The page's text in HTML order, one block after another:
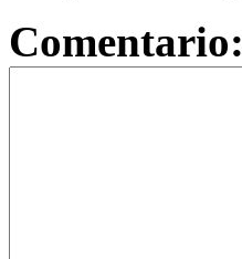
Comentario: